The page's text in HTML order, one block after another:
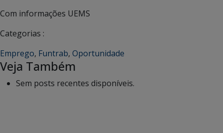
Com informações UEMS
Categorias :
Emprego, Funtrab, Oportunidade
Veja Também
Sem posts recentes disponíveis.